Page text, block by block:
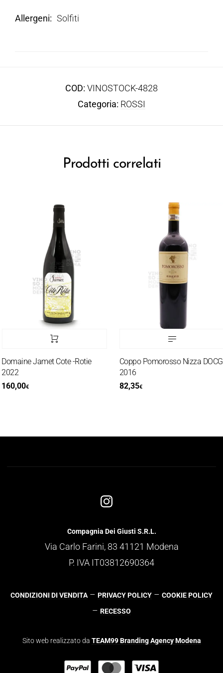
Allergeni Solfiti
COD: VINOSTOCK-4828
Categoria: ROSSI
Prodotti correlati
Jamet Cote -Rotie
€
Coppo Pomorosso Nizza DOCG
2016
82,35€
Compagnia Dei Giusti S.R.L.
Via Carlo Farini, 83 41121 Modena
P. IVA IT03812690364
CONDIZIONI DI VENDITA – PRIVACY POLICY – COOKIE POLICY
– RECESSO
Sito web realizzato da TEAM99 Branding Agency Modena